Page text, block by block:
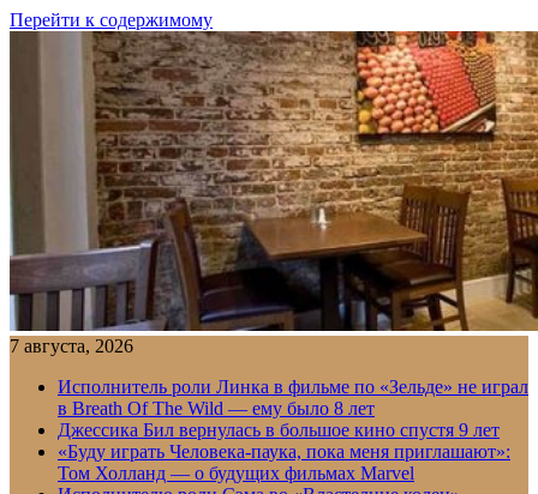
Перейти к содержимому
7 августа, 2026
Исполнитель роли Линка в фильме по «Зельде» не играл
в Breath Of The Wild — ему было 8 лет
Джессика Бил вернулась в большое кино спустя 9 лет
«Буду играть Человека-паука, пока меня приглашают»:
Том Холланд — о будущих фильмах Marvel